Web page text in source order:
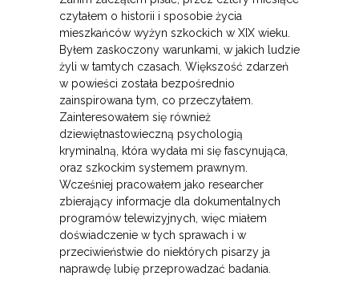
czytałem o historii i sposobie życia
mieszkańców wyżyn szkockich w XIX wieku.
Byłem zaskoczony warunkami, w jakich ludzie
żyli w tamtych czasach. Większość zdarzeń
w powieści została bezpośrednio
zainspirowana tym, co przeczytałem.
Zainteresowałem się również
dziewiętnastowieczną psychologią
kryminalną, która wydała mi się fascynująca,
oraz szkockim systemem prawnym.
Wcześniej pracowałem jako researcher
zbierający informacje dla dokumentalnych
programów telewizyjnych, więc miałem
doświadczenie w tych sprawach i w
przeciwieństwie do niektórych pisarzy ja
naprawdę lubię przeprowadzać badania.